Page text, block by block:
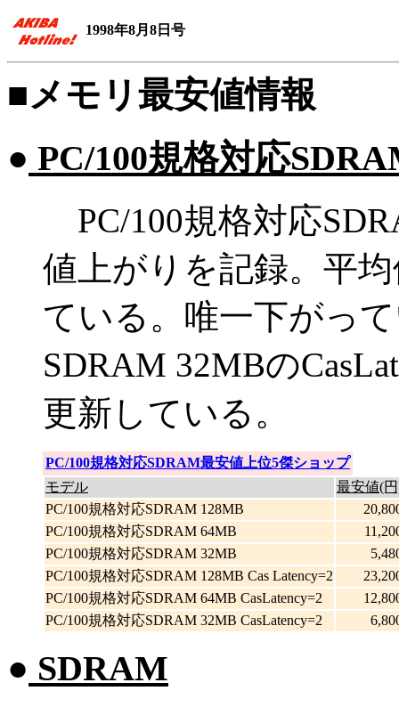
1998年8月8日号
■メモリ最安値情報
● PC/100規格対応
PC/100規格対応
値上がりを記録。平
ている。唯一下がっ
SDRAM 32MBの
更新している。
PC/100規格対応SDRAM最安値上位5傑ショップ
モデル
最安値(
PC/100規格対応SDRAM 128MB
PC/100規格対応SDRAM 64MB
PC/100規格対応SDRAM 32MB
PC/100規格対応SDRAM 128MB Cas Latency=2
PC/100規格対応SDRAM 64MB CasLatency=2
PC/100規格対応SDRAM 32MB CasLatency=2
● SDRAM